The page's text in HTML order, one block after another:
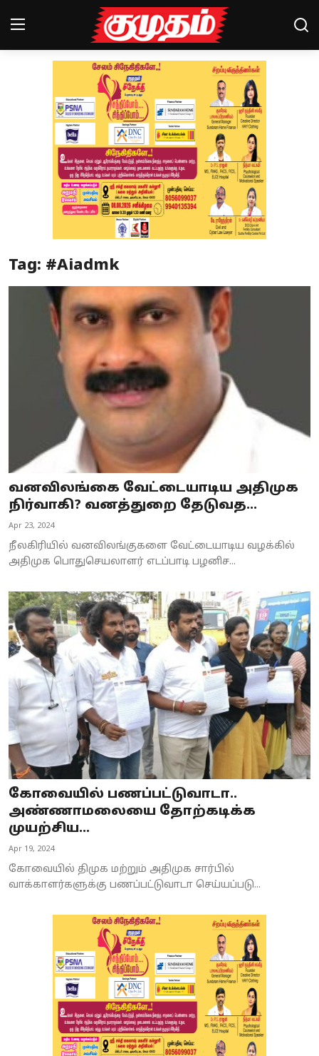
Magazines
Special Story
Business
World
Astrology
Spirituality
Weather
Politics
Tag: #Aiadmk
வனவிலங்கை வேட்டையாடிய அதிமுக
நிர்வாகி? வனத்துறை தேடுவத...
Apr 23, 2024
நீலகிரியில் வனவிலங்குகளை வேட்டையாடிய வழக்கில்
அதிமுக பொதுசெயலாளர் எடப்பாடி பழனிச...
கோவையில் பணப்பட்டுவாடா..
அண்ணாமலையை தோற்கடிக்க
முயற்சிய...
Apr 19, 2024
கோவையில் திமுக மற்றும் அதிமுக சார்பில்
வாக்காளர்களுக்கு பணப்பட்டுவாடா செய்யப்படு...